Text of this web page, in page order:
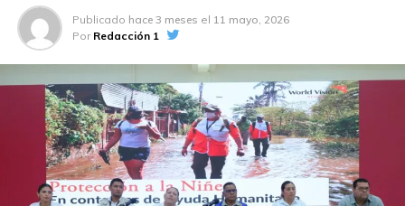
Publicado hace 3 meses el 11 mayo, 2026
Por Redacción 1